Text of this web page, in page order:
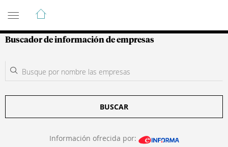
Guía de Empresas Colombianas
Buscador de información de empresas
BUSCAR
Información ofrecida por: